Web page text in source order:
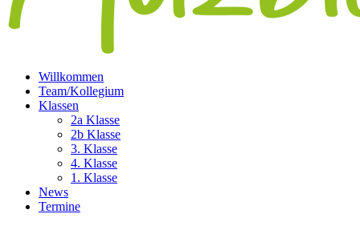
Willkommen
Team/Kollegium
Klassen
2a Klasse
2b Klasse
3. Klasse
4. Klasse
1. Klasse
News
Termine